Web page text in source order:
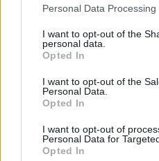
Personal Data
I want to opt-out of the
personal data.
Opted In
I want to opt-out of the
Personal Data.
Opted In
I want to opt-out of
Personal Data for
Opted In